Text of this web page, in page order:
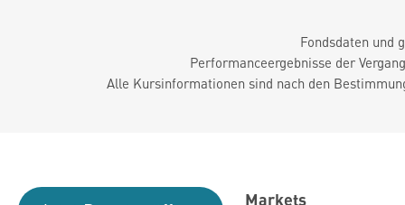
Fondsdaten und
Performanceergebnisse der
Alle Kursinformationen sind nach den
Markets